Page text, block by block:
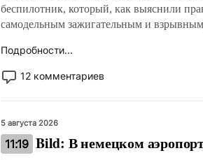
беспилотник, который, как выяснили
самодельным зажигательным и
Подробности...
12 комментариев
5 августа 2026
11:19 Bild: В немецком